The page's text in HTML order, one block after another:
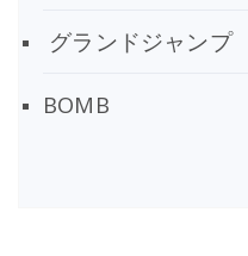
グランドジャンプ
BOMB